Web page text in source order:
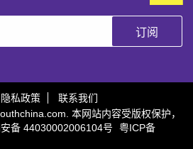
订阅
隐私政策
联系我们
本网站内容受版权保护，
备 44030002006104号
粤ICP备